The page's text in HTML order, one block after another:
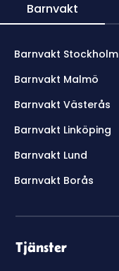
Barnvakt
Barnvakt Stockholm
Barnvakt Malmö
Barnvakt Västerås
Barnvakt Linköping
Barnvakt Lund
Barnvakt Borås
Tjänster